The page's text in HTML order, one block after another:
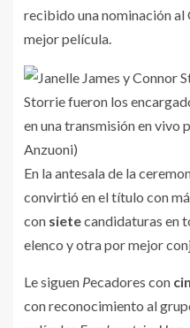
recibido una nominación
mejor película.
Storrie fueron los
en una transmisión en
Anzuoni)
En la antesala de la
convirtió en el título con
con sietecandidaturas en
elenco y otra por mejor
Le siguen Pecadores con
con reconocimiento al